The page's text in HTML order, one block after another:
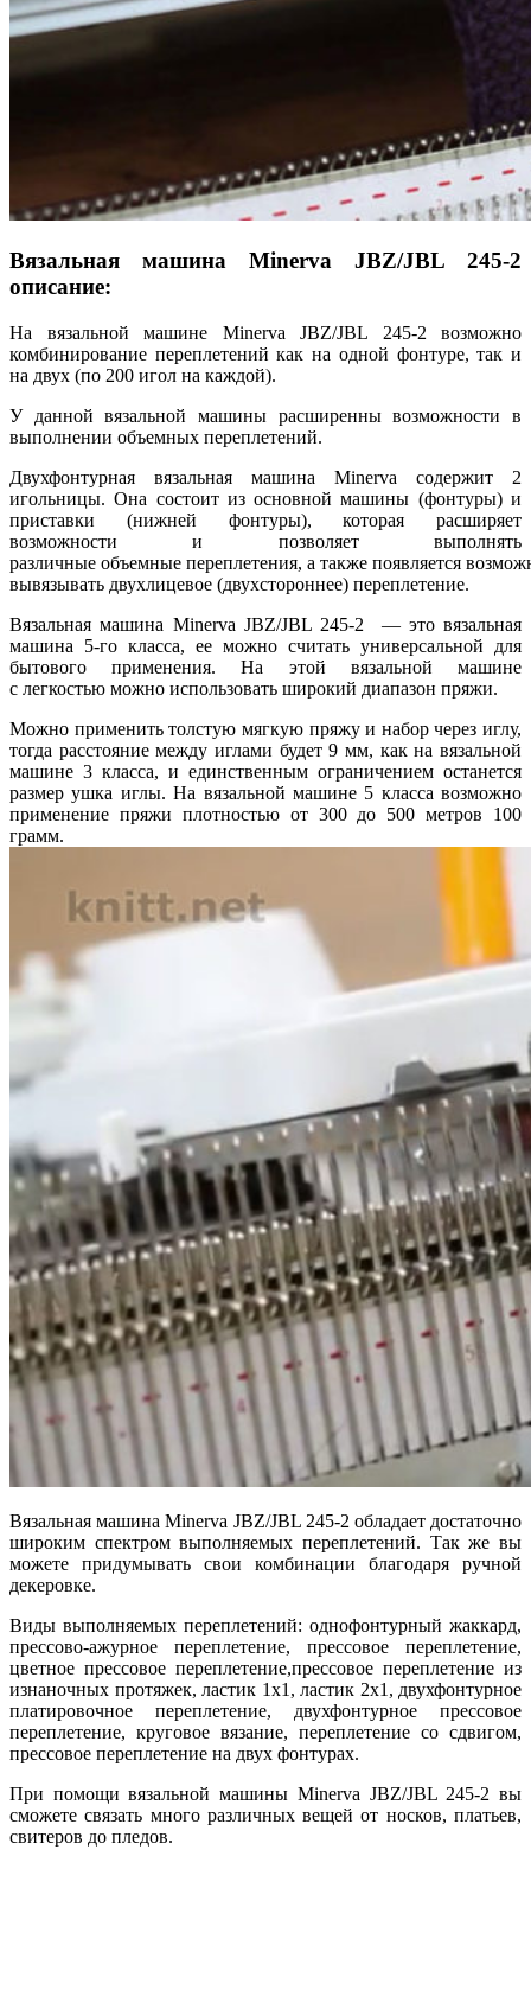
Вязальная машина Minerva JBZ/JBL 245-2
описание:
На вязальной машине Minerva JBZ/JBL 245-2 возможно
комбинирование переплетений как на одной фонтуре, так и
на двух (по 200 игол на каждой).
У данной вязальной машины расширенны возможности в
выполнении объемных переплетений.
Двухфонтурная вязальная машина Minerva содержит 2
игольницы. Она состоит из основной машины (фонтуры) и
приставки (нижней фонтуры), которая расширяет
возможности и позволяет выполнять
различные объемные переплетения, а также появляется
вывязывать двухлицевое (двухстороннее) переплетение.
Вязальная машина Minerva JBZ/JBL 245-2 — это вязальная
машина 5-го класса, ее можно считать универсальной для
бытового применения. На этой вязальной машине
с легкостью можно использовать широкий диапазон пряжи.
Можно применить толстую мягкую пряжу и набор через иглу,
тогда расстояние между иглами будет 9 мм, как на вязальной
машине 3 класса, и единственным ограничением останется
размер ушка иглы. На вязальной машине 5 класса возможно
применение пряжи плотностью от 300 до 500 метров 100
грамм.
Вязальная машина Minerva JBZ/JBL 245-2 обладает достаточно
широким спектром выполняемых переплетений. Так же вы
можете придумывать свои комбинации благодаря ручной
декеровке.
Виды выполняемых переплетений: однофонтурный жаккард,
прессово-ажурное переплетение, прессовое переплетение,
цветное прессовое переплетение,прессовое переплетение из
изнаночных протяжек, ластик 1х1, ластик 2х1, двухфонтурное
платировочное переплетение, двухфонтурное прессовое
переплетение, круговое вязание, переплетение со сдвигом,
прессовое переплетение на двух фонтурах.
При помощи вязальной машины Minerva JBZ/JBL 245-2 вы
сможете связать много различных вещей от носков, платьев,
свитеров до пледов.